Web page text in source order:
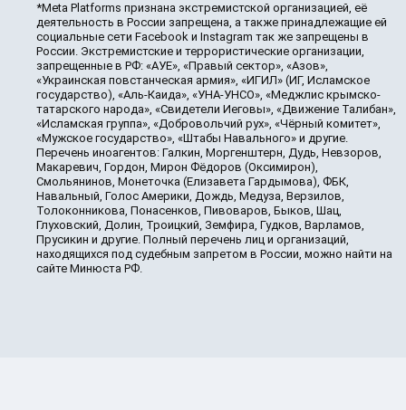
*Meta Platforms признана экстремистской организацией, её
деятельность в России запрещена, а также принадлежащие ей
социальные сети Facebook и Instagram так же запрещены в
России. Экстремистские и террористические организации,
запрещенные в РФ: «АУЕ», «Правый сектор», «Азов»,
«Украинская повстанческая армия», «ИГИЛ» (ИГ, Исламское
государство), «Аль-Каида», «УНА-УНСО», «Меджлис крымско-
татарского народа», «Свидетели Иеговы», «Движение Талибан»,
«Исламская группа», «Добровольчий рух», «Чёрный комитет»,
«Мужское государство», «Штабы Навального» и другие.
Перечень иноагентов: Галкин, Моргенштерн, Дудь, Невзоров,
Макаревич, Гордон, Мирон Фёдоров (Оксимирон),
Смольянинов, Монеточка (Елизавета Гардымова), ФБК,
Навальный, Голос Америки, Дождь, Медуза, Верзилов,
Толоконникова, Понасенков, Пивоваров, Быков, Шац,
Глуховский, Долин, Троицкий, Земфира, Гудков, Варламов,
Прусикин и другие. Полный перечень лиц и организаций,
находящихся под судебным запретом в России, можно найти на
сайте Минюста РФ.